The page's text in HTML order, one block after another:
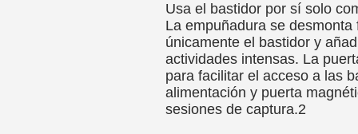
Usa el bastidor por sí solo
La empuñadura se
únicamente el bastidor y
actividades intensas. La
para facilitar el acceso a las
alimentación y puerta
sesiones de captura.2